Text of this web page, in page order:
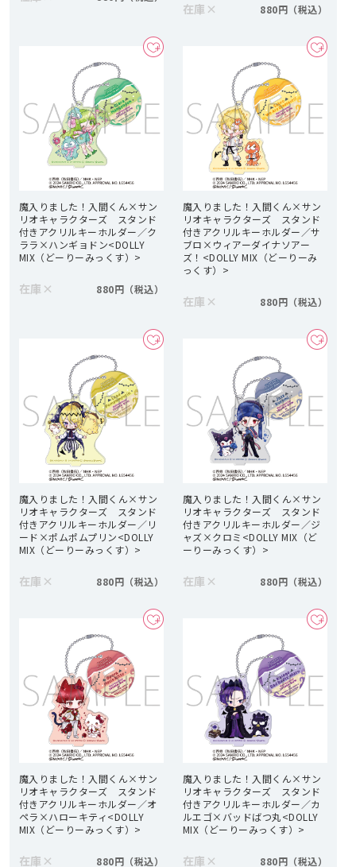
在庫 × 880円
魔入りました！入間くん×サン
リオキャラクターズ スタンド
付きアクリルキーホルダー／ク
ララ×ハンギョドン<DOLLY
MIX（どーりーみっくす）>
在庫 × 880円
魔入りました！入間くん×サン
リオキャラクターズ スタンド
付きアクリルキーホルダー／サ
ブロ×ウィアーダイナソアー
ズ！<DOLLY MIX（どーりーみ
っくす）>
在庫 × 880円
魔入りました！入間くん×サン
リオキャラクターズ スタンド
付きアクリルキーホルダー／リ
ード×ポムポムプリン<DOLLY
MIX（どーりーみっくす）>
在庫 × 880円
魔入りました！入間くん×サン
リオキャラクターズ スタンド
付きアクリルキーホルダー／ジ
ャズ×クロミ<DOLLY MIX（ど
ーりーみっくす）>
在庫 × 880円
魔入りました！入間くん×サン
リオキャラクターズ スタンド
付きアクリルキーホルダー／オ
ペラ×ハローキティ<DOLLY
MIX（どーりーみっくす）>
在庫 × 880円
魔入りました！入間くん×サン
リオキャラクターズ スタンド
付きアクリルキーホルダー／カ
ルエゴ×バッドばつ丸<DOLLY
MIX（どーりーみっくす）>
在庫 × 880円